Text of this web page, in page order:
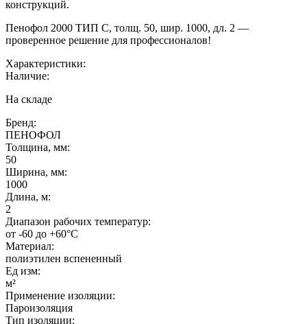
конструкций.
Пенофол 2000 ТИП С, толщ. 50, шир. 1000, дл. 2 —
проверенное решение для профессионалов!
Характеристики:
Наличие:
На складе
Бренд:
ПЕНОФОЛ
Толщина, мм:
50
Ширина, мм:
1000
Длина, м:
2
Диапазон рабочих температур:
от -60 до +60°C
Материал:
полиэтилен вспененный
Ед изм:
м²
Применение изоляции:
Пароизоляция
Тип изоляции: